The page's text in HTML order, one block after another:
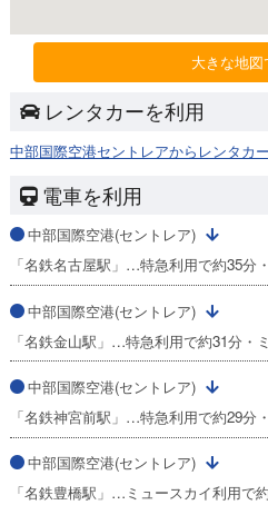
大きな地図
レンタカーを利用
中部国際空港セントレアからレンタカ
電車を利用
中部国際空港(セントレア)
「名鉄名古屋駅」…特急利用で約35分
中部国際空港(セントレア)
「名鉄金山駅」…特急利用で約31分・
中部国際空港(セントレア)
「名鉄神宮前駅」…特急利用で約29分
中部国際空港(セントレア)
「名鉄豊橋駅」…ミュースカイ利用で